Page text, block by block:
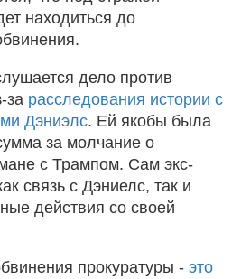
находиться до
дело против
за расследования истории с
Дэниэлс. Ей якобы была
за молчание о
с Трампом. Сам экс-
связь с Дэниелс, так и
действия со своей
прокуратуры - это